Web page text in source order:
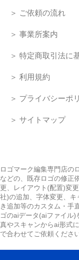
＞ ご依頼の流れ
＞ 事業所案内
＞ 特定商取引法に
＞ 利用規約
＞ プライバシーポ
＞ サイトマップ
ロゴマーク編集専門店の
などの、既存ロゴの修正
更、レイアウト(配置)変
社)の追加、字体変更、
き追加等のカスタム・手
ゴのaiデータ(aiファイル
真やスキャンからai形式
で合わせてご依頼ください